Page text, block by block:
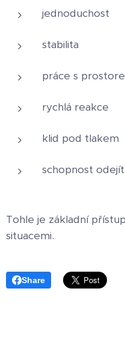
jednoduchost
stabilita
práce s
rychlá reakce
klid pod tlakem
schopnost odejít
Tohle je základní
situacemi.
Share